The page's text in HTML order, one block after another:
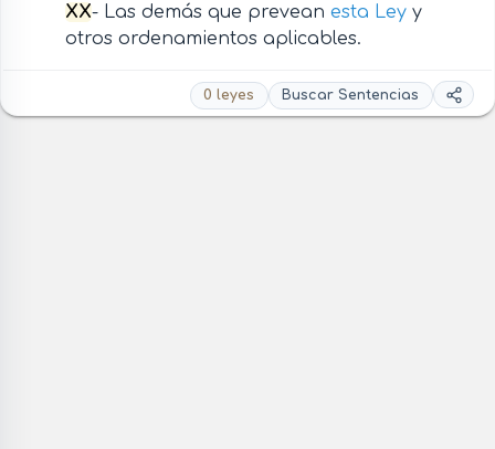
XX- Las demás que prevean esta Leyy
otros ordenamientos aplicables.
0 leyes Buscar Sentencias